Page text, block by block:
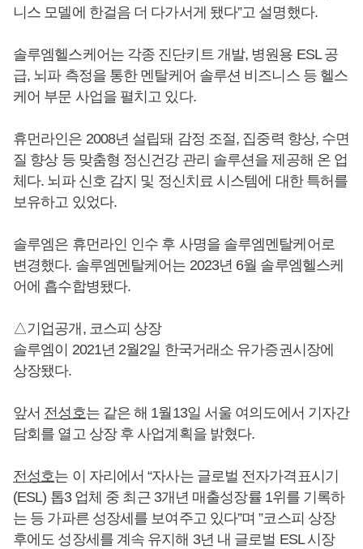
니스 모델에 한걸음 더 다가서게 됐다”고 설명했다.
솔루엠헬스케어는 각종 진단키트 개발, 병원용 ESL 공
급, 뇌파 측정을 통한 멘탈케어 솔루션 비즈니스 등 헬스
케어 부문 사업을 펼치고 있다.
휴먼라인은 2008년 설립돼 감정 조절, 집중력 향상, 수면
질 향상 등 맞춤형 정신건강 관리 솔루션을 제공해 온 업
체다. 뇌파 신호 감지 및 정신치료 시스템에 대한 특허를
보유하고 있었다.
솔루엠은 휴먼라인 인수 후 사명을 솔루엠멘탈케어로
변경했다. 솔루엠멘탈케어는 2023년 6월 솔루엠헬스케
어에 흡수합병됐다.
△기업공개, 코스피 상장
솔루엠이 2021년 2월2일 한국거래소 유가증권시장에
상장됐다.
앞서 전성호는 같은 해 1월13일 서울 여의도에서 기자간
담회를 열고 상장 후 사업계획을 밝혔다.
전성호는 이 자리에서 “자사는 글로벌 전자가격표시기
(ESL) 톱3 업체 중 최근 3개년 매출성장률 1위를 기록하
는 등 가파른 성장세를 보여주고 있다”며 ”코스피 상장
후에도 성장세를 계속 유지해 3년 내 글로벌 ESL 시장